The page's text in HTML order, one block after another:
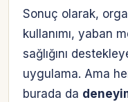
Sonuç olarak,
kullanımı, yaban
sağlığını
uygulama. Ama
burada da